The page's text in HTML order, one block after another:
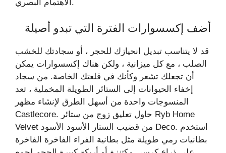
الاهتمام البصري.
أضف إكسسوارات الفترة التي تبدو أصيلة
قد لا يتناسب تبديل انحيازك للحجر ، أو سجادتك للخشب
الصلب ، مع كل ميزانية ، ولكن هناك إكسسوارات يمكن
أن تجعلك تشعر وكأنك في قلعتك الخاصة. من سجاد
إخفاء الحيوانات إلى الستائر الطويلة المخملية ، تعد
المنسوجات واحدة من أسهل الطرق لإنشاء مظهر
Castlecore. حاول تعليق زوج من ستائر Ryb Home
Velvet من قضيب الستار الأسود الأسود Deco. استخدم
بطانيات رمي ​​طويلة مثل بطانية الفراء الفاخرة الفاخرة